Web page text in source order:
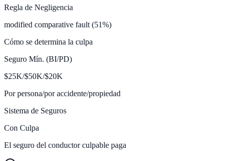
Regla de Negligencia
modified comparative fault (51%)
Cómo se determina la culpa
Seguro Mín. (BI/PD)
$25K/$50K/$20K
Por persona/por accidente/propiedad
Sistema de Seguros
Con Culpa
El seguro del conductor culpable paga